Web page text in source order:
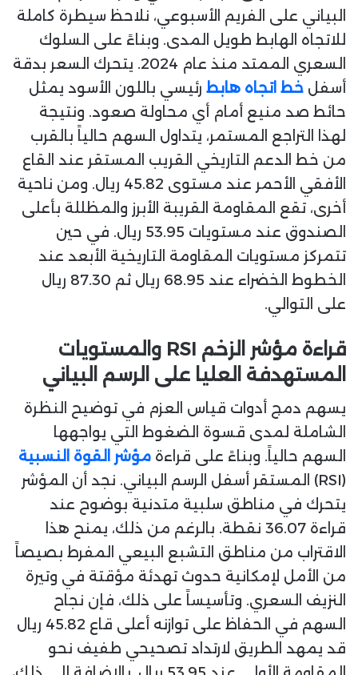
البياني على الفريم الأسبوعي، نلاحظ سيطرة كاملة
للاتجاه الهابط طويل المدى. وبناءً على السلوك
السعري الممتد منذ عام 2024. يتحرك السعر بدقة
أسفل خط اتجاه هابط رئيسي باللون الأسود يمثل
حائط صد منيع أمام أي محاولة صعود. ونتيجة
لهذا التراجع المستمر، يتداول السهم حالياً بالقرب
من خط الدعم التاريخي القريب المستقر عند القاع
الأفقي الأحمر عند مستوى 45.82 ريال. ومن ناحية
أخرى، تقع المقاومة القريبة الأبرز والمظللة بأعلى
الصندوق عند مستويات 53.95 ريال. في حين
تتمركز مستويات المقاومة التاريخية الأبعد عند
الخطوط الخضراء عند 68.95 ريال ثم 87.30 ريال
على التوالي.
قراءة مؤشر الزخم RSI والمستويات
المستهدفة العليا على الرسم البياني
يسهم دمج أدوات قياس العزم في توضيح النظرة
الشاملة لمدى قسوة الضغوط التي يواجهها
السهم حالياً. وبناءً على قراءة مؤشر القوة النسبية
(RSI) المستقر أسفل الرسم البياني. نجد أن المؤشر
يتحرك في مناطق سلبية متدنية بوضوح عند
قراءة 36.07 نقطة. بالرغم من ذلك، يمنح هذا
الاقتراب من مناطق التشبع البيعي المفرط بصيصاً
من الأمل لإمكانية حدوث تهدئة مؤقتة في وتيرة
النزيف السعري. وتأسيساً على ذلك، فإن نجاح
السهم في الحفاظ على توازنه أعلى قاع 45.82 ريال
قد يمهد الطريق لارتداد تصحيحي طفيف نحو